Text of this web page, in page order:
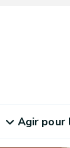
Agir pour